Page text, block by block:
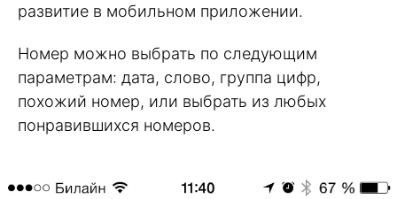
развитие в мобильном приложении.
Номер можно выбрать по следующим
параметрам: дата, слово, группа цифр,
похожий номер, или выбрать из любых
понравившихся номеров.